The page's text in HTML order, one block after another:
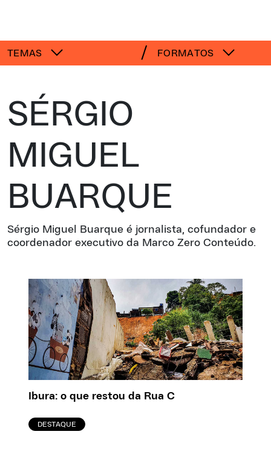
TEMAS FORMATOS
SÉRGIO
MIGUEL
BUARQUE
Sérgio Miguel Buarque é jornalista, cofundador e
coordenador executivo da Marco Zero Conteúdo.
Ibura: o que restou da Rua C
DESTAQUE